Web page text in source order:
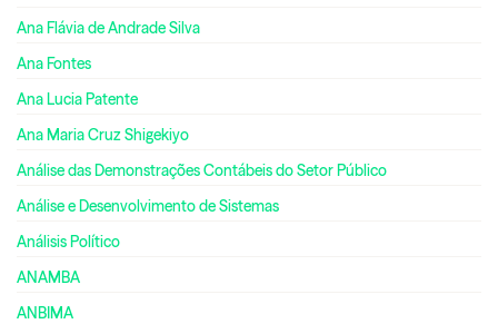
Ana Flávia de Andrade Silva
Ana Fontes
Ana Lucia Patente
Ana Maria Cruz Shigekiyo
Análise das Demonstrações Contábeis do Setor Público
Análise e Desenvolvimento de Sistemas
Análisis Político
ANAMBA
ANBIMA